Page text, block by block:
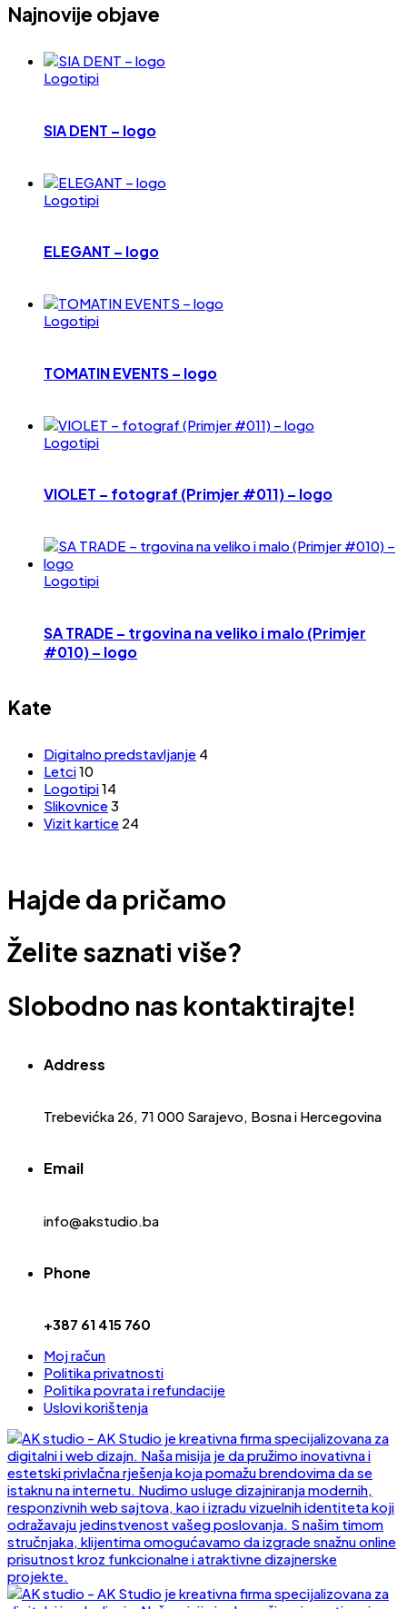
Najnovije objave
Logotipi
SIA DENT – logo
Logotipi
ELEGANT – logo
Logotipi
TOMATIN EVENTS – logo
Logotipi
VIOLET – fotograf (Primjer #011) – logo
Logotipi
SA TRADE – trgovina na veliko i malo (Primjer
#010) – logo
Kate
Digitalno predstavljanje 4
Letci10
Logotipi14
Slikovnice3
Vizit kartice 24
Hajde da pričamo
Želite saznati više?
Slobodno nas kontaktirajte!
Address
Trebevićka 26, 71 000 Sarajevo, Bosna i Hercegovina
Email
info@akstudio.ba
Phone
+387 61 415 760
Moj račun
Politika privatnosti
Politika povrata i refundacije
Uslovi korištenja